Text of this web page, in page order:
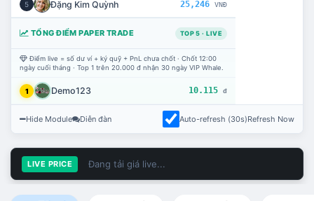
5 Đặng Kim Quỳnh 25,246 VNĐ
TỔNG ĐIỂM PAPER TRADE TOP 5 · LIVE
Điểm live = số dư ví + ký quỹ + PnL chưa chốt · Chốt 12:00
ngày cuối tháng · Top 1 trên 20.000 đ nhận 30 ngày VIP Whale.
1 Demo123 10.115 đ
Hide Module Diễn đàn Auto-refresh (30s)Refresh Now
LIVE PRICE Đang tải giá live...